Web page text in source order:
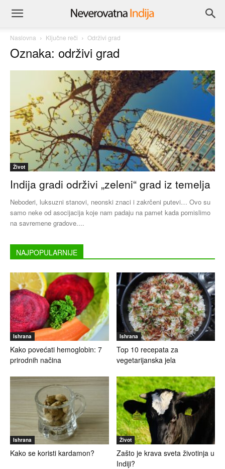
Naslovna Ključne reči Održivi grad
Oznaka: održivi grad
Život
Indija gradi održivi „zeleni“ grad iz temelja
Neboderi, luksuzni stanovi, neonski znaci i zakrčeni putevi… Ovo su
samo neke od asocijacija koje nam padaju na pamet kada pomislimo
na savremene gradove....
NAJPOPULARNIJE
Ishrana
Kako povećati hemoglobin: 7
prirodnih načina
Ishrana
Top 10 recepata za
vegetarijanska jela
Ishrana
Kako se koristi kardamon?
Život
Zašto je krava sveta životinja u
Indiji?